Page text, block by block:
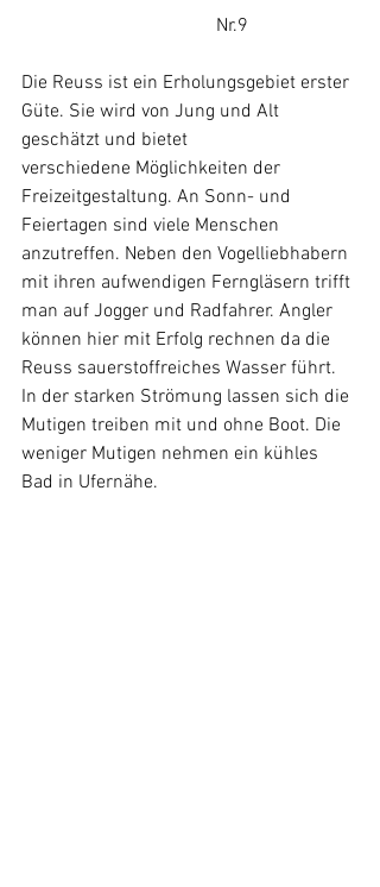
				 Nr.9
Die Reuss ist ein Erholungsgebiet erster
Güte. Sie wird von Jung und Alt
geschätzt und bietet
verschiedene Möglichkeiten der
Freizeitgestaltung. An Sonn- und
Feiertagen sind viele Menschen
anzutreffen. Neben den Vogelliebhabern
mit ihren aufwendigen Ferngläsern trifft
man auf Jogger und Radfahrer. Angler
können hier mit Erfolg rechnen da die
Reuss sauerstoffreiches Wasser führt.
In der starken Strömung lassen sich die
Mutigen treiben mit und ohne Boot. Die
weniger Mutigen nehmen ein kühles
Bad in Ufernähe.